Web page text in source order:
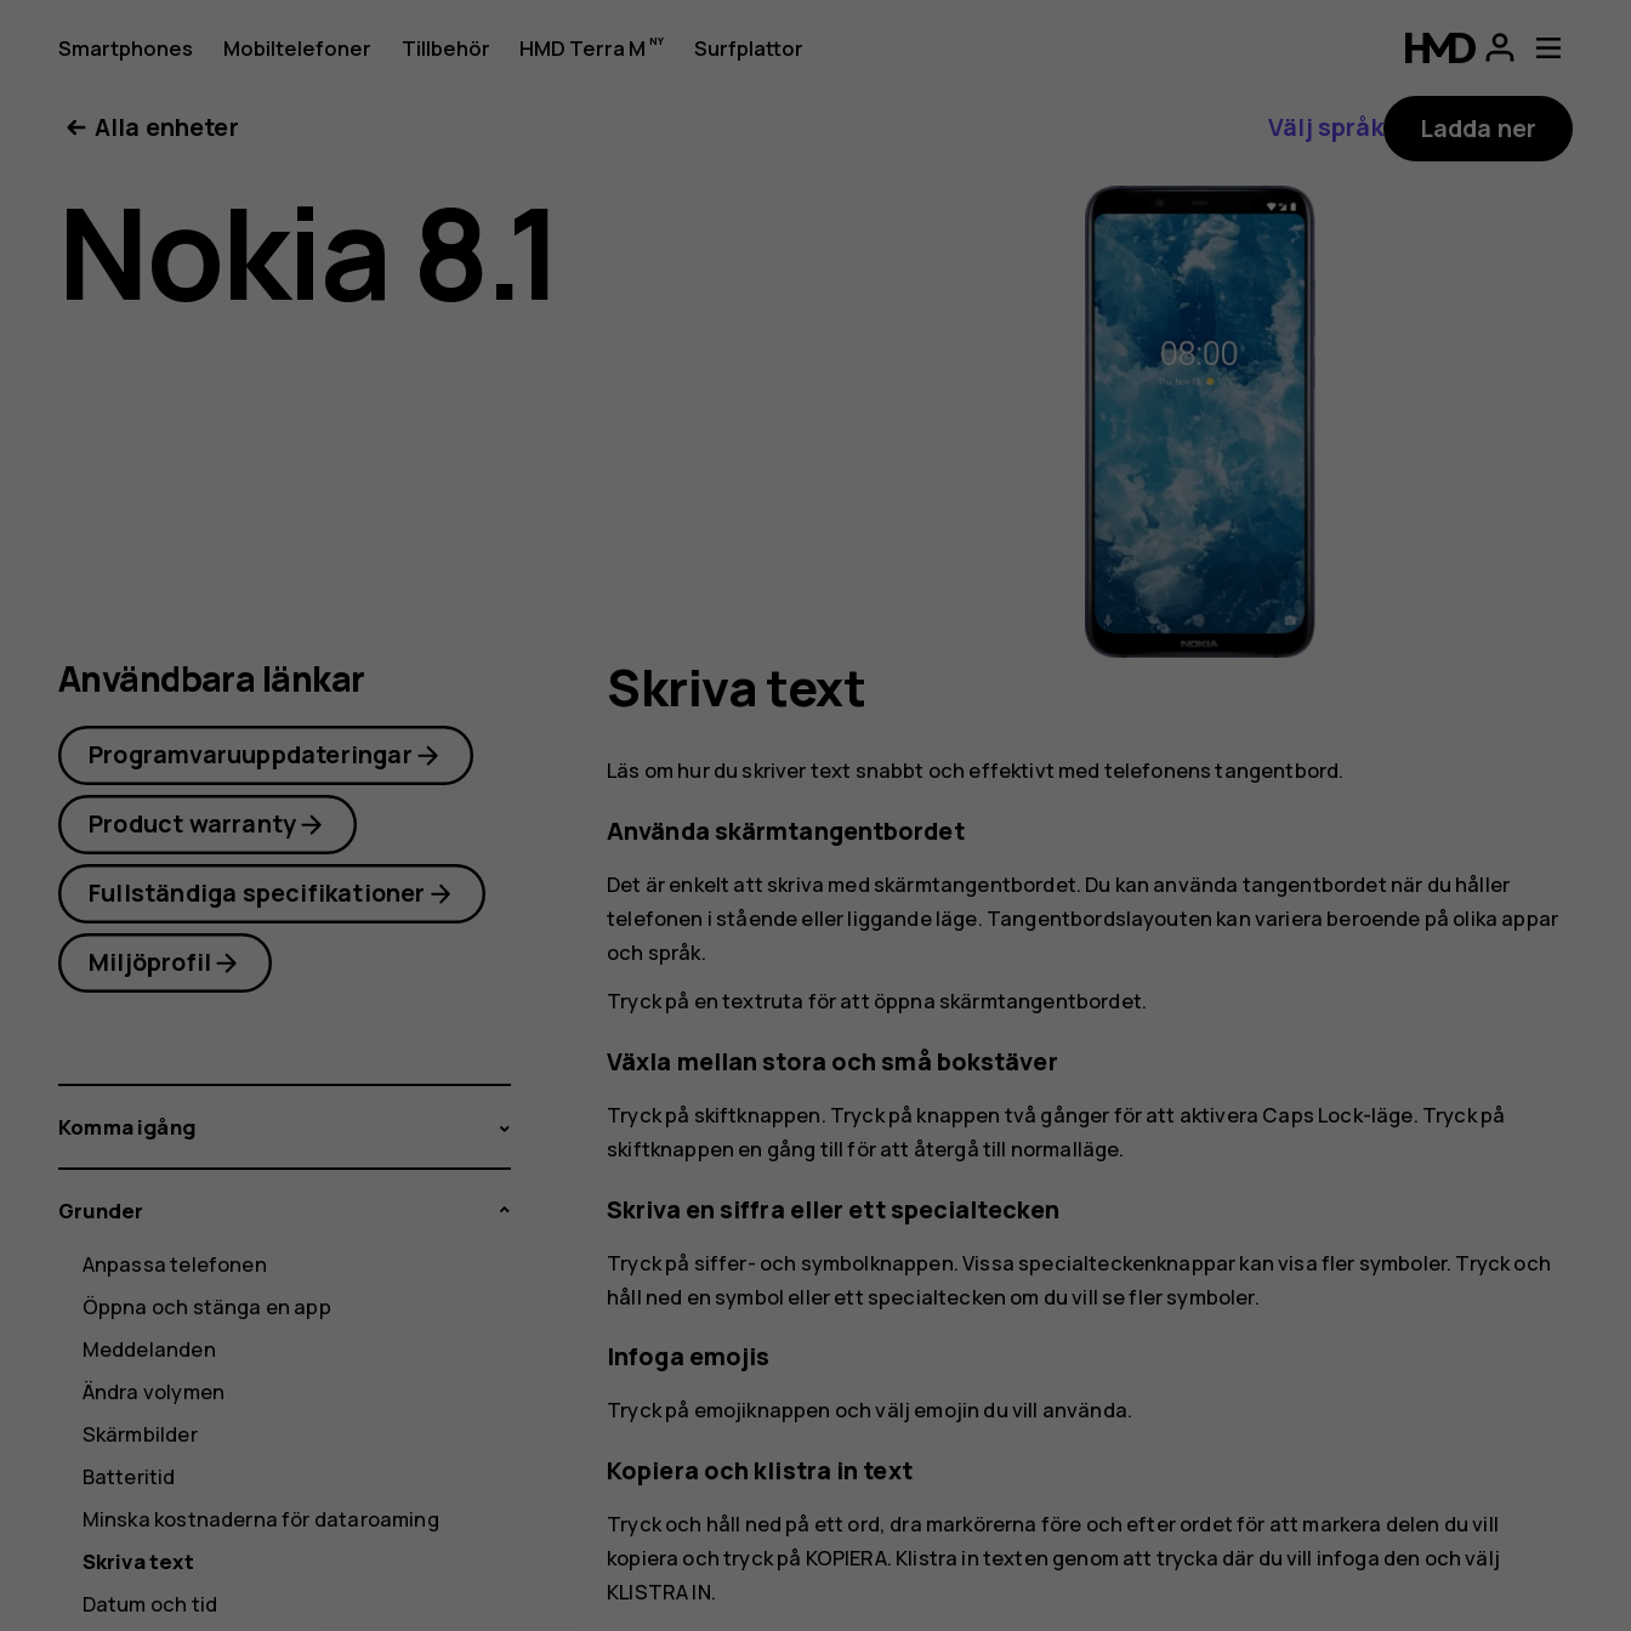
Användarhandbok
för
Nokia
Smartphones Mobiltelefoner Tillbehör HMD Terra M Surfplattor
Alla enheter
Välj språk Ladda ner
Nokia 8.1
Skriva text
Läs om hur du skriver text snabbt och effektivt med telefonens tangentbord.
Använda skärmtangentbordet
Det är enkelt att skriva med skärmtangentbordet. Du kan använda tangentbordet när du håller
telefonen i stående eller liggande läge. Tangentbordslayouten kan variera beroende på olika appar
och språk.
Tryck på en textruta för att öppna skärmtangentbordet.
Växla mellan stora och små bokstäver
Tryck på skiftknappen. Tryck på knappen två gånger för att aktivera Caps Lock-läge. Tryck på
skiftknappen en gång till för att återgå till normalläge.
Skriva en siffra eller ett specialtecken
Tryck på siffer- och symbolknappen. Vissa specialteckenknappar kan visa fler symboler. Tryck och
håll ned en symbol eller ett specialtecken om du vill se fler symboler.
Infoga emojis
Tryck på emojiknappen och välj emojin du vill använda.
Kopiera och klistra in text
Tryck och håll ned på ett ord, dra markörerna före och efter ordet för att markera delen du vill
kopiera och tryck på KOPIERA. Klistra in texten genom att trycka där du vill infoga den och välj
KLISTRA IN.
Användbara länkar
Programvaruuppdateringar
Product warranty
Fullständiga specifikationer
Miljöprofil
Komma igång
Grunder
Anpassa telefonen
Öppna och stänga en app
Meddelanden
Ändra volymen
Skärmbilder
Batteritid
Minska kostnaderna för dataroaming
Skriva text
Datum och tid